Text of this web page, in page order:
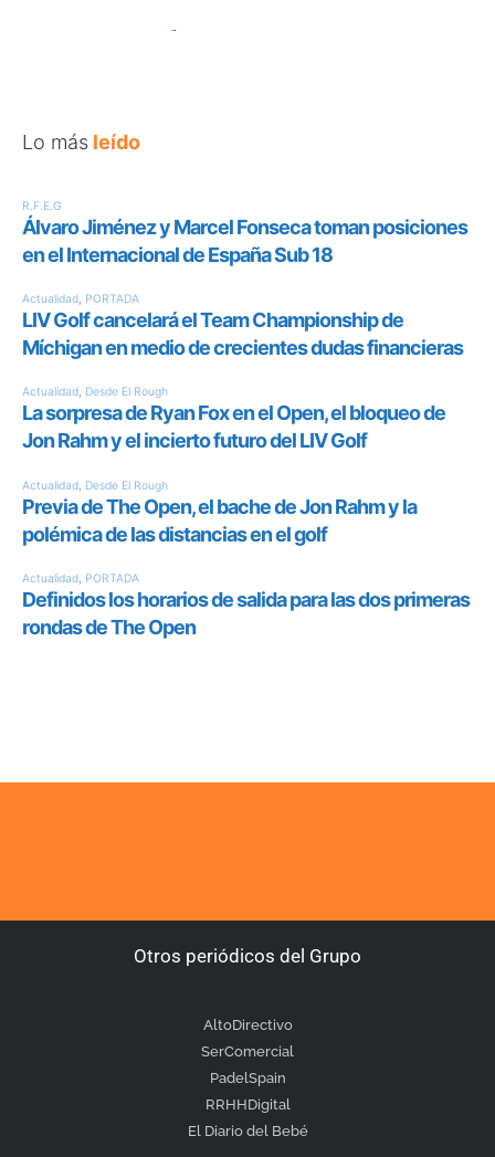
Lo más leído
Otros periódicos del Grupo
AltoDirectivo
SerComercial
PadelSpain
RRHHDigital
El Diario del Bebé